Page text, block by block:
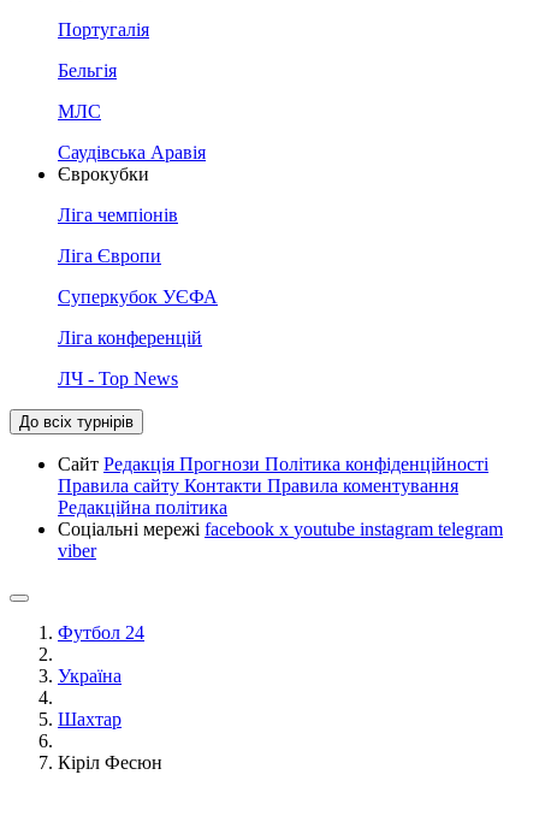
Португалія
Бельгія
МЛС
Саудівська Аравія
Єврокубки
Ліга чемпіонів
Ліга Європи
Суперкубок УЄФА
Ліга конференцій
ЛЧ - Top News
До всіх турнірів
Сайт Редакція Прогнози Політика конфіденційності
Правила сайту Контакти Правила коментування
Редакційна політика
Соціальні мережі facebook x youtube instagram telegram
viber
Футбол 24
Україна
Шахтар
Кіріл Фесюн